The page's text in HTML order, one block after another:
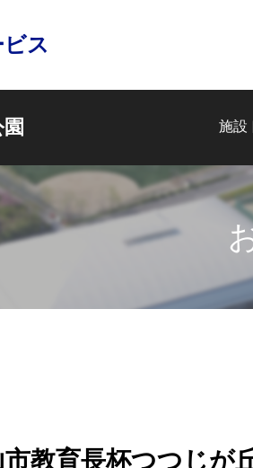
ス
施設
教育長杯つつじが